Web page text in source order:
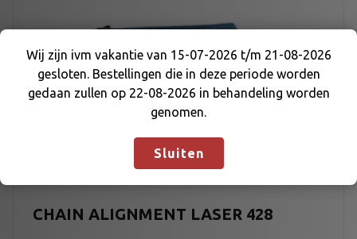
CHAIN ALIGNMENT LASER 428
Wij zijn ivm vakantie van 15-07-2026 t/m 21-08-
2026 gesloten. Bestellingen die in deze periode
worden gedaan zullen op 22-08-2026 in
behandeling worden genomen.Negeren
Wij zijn ivm vakantie van 15-07-2026 t/m 21-08-2026
gesloten. Bestellingen die in deze periode worden
gedaan zullen op 22-08-2026 in behandeling worden
genomen.
Sluiten